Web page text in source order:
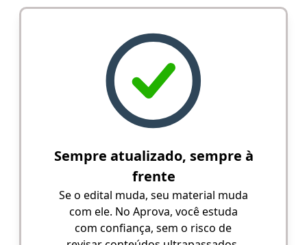
Sempre atualizado, sempre à
frente
Se o edital muda, seu material muda
com ele. No Aprova, você estuda
com confiança, sem o risco de